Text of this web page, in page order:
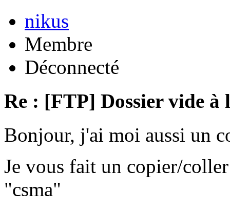
nikus
Membre
Déconnecté
Re : [FTP] Dossier vide à
Bonjour, j'ai moi aussi un
Je vous fait un copier/
"csma"